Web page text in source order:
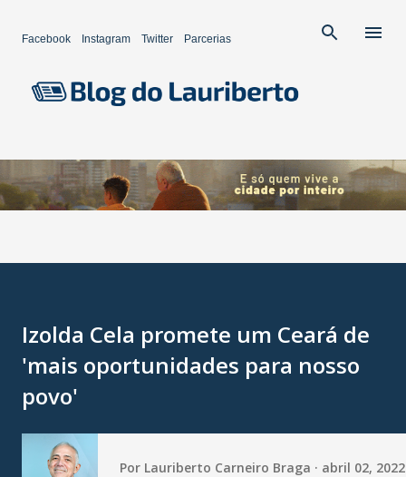
Facebook Instagram Twitter Parcerias
Izolda Cela promete um Ceará de
'mais oportunidades para nosso
povo'
Por Lauriberto Carneiro Braga abril 02, 2022